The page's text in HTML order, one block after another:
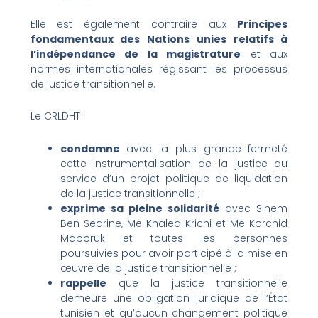
Elle est également contraire aux Principes
fondamentaux des Nations unies relatifs à
l’indépendance de la magistrature et aux
normes internationales régissant les processus
de justice transitionnelle.
Le CRLDHT :
condamne avec la plus grande fermeté
cette instrumentalisation de la justice au
service d’un projet politique de liquidation
de la justice transitionnelle ;
exprime sa pleine solidarité avec Sihem
Ben Sedrine, Me Khaled Krichi et Me Korchid
Maboruk et toutes les personnes
poursuivies pour avoir participé à la mise en
œuvre de la justice transitionnelle ;
rappelle que la justice transitionnelle
demeure une obligation juridique de l’État
tunisien et qu’aucun changement politique